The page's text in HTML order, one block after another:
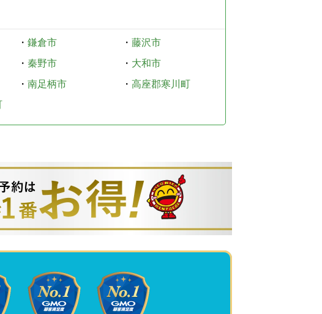
・ 鎌倉市 ・ 藤沢市
・ 秦野市 ・ 大和市
・ 南足柄市 ・ 高座郡寒川町